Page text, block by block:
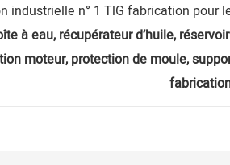
industrielle n° 1 TlG fabrication pour
à eau, récupérateur d’huile,
moteur, protection de moule,